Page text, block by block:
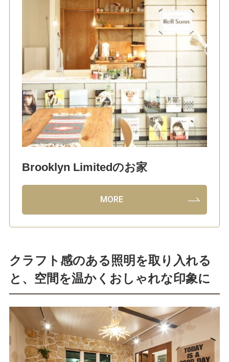
Brooklyn Limitedのお家
MORE
クラフト感のある照明を取り入れる
と、空間を温かくおしゃれな印象に